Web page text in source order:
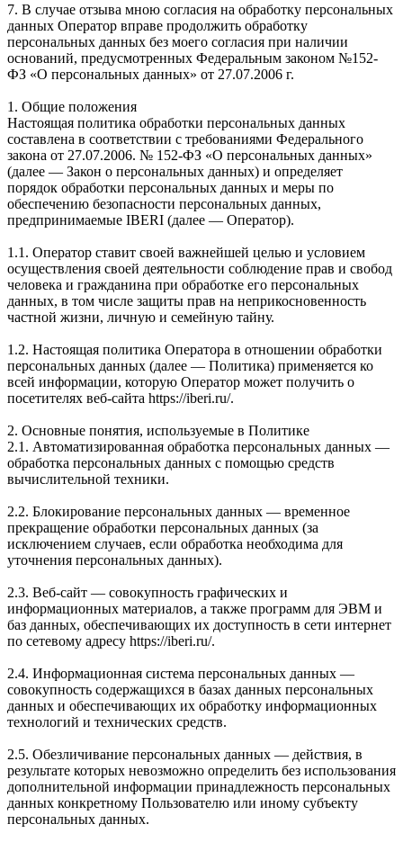
7. В случае отзыва мною согласия на обработку персональных
данных Оператор вправе продолжить обработку
персональных данных без моего согласия при наличии
оснований, предусмотренных Федеральным законом №152-
ФЗ «О персональных данных» от 27.07.2006 г.
1. Общие положения
Настоящая политика обработки персональных данных
составлена в соответствии с требованиями Федерального
закона от 27.07.2006. № 152-ФЗ «О персональных данных»
(далее — Закон о персональных данных) и определяет
порядок обработки персональных данных и меры по
обеспечению безопасности персональных данных,
предпринимаемые IBERI (далее — Оператор).
1.1. Оператор ставит своей важнейшей целью и условием
осуществления своей деятельности соблюдение прав и свобод
человека и гражданина при обработке его персональных
данных, в том числе защиты прав на неприкосновенность
частной жизни, личную и семейную тайну.
1.2. Настоящая политика Оператора в отношении обработки
персональных данных (далее — Политика) применяется ко
всей информации, которую Оператор может получить о
посетителях веб-сайта https://iberi.ru/.
2. Основные понятия, используемые в Политике
2.1. Автоматизированная обработка персональных данных —
обработка персональных данных с помощью средств
вычислительной техники.
2.2. Блокирование персональных данных — временное
прекращение обработки персональных данных (за
исключением случаев, если обработка необходима для
уточнения персональных данных).
2.3. Веб-сайт — совокупность графических и
информационных материалов, а также программ для ЭВМ и
баз данных, обеспечивающих их доступность в сети интернет
по сетевому адресу https://iberi.ru/.
2.4. Информационная система персональных данных —
совокупность содержащихся в базах данных персональных
данных и обеспечивающих их обработку информационных
технологий и технических средств.
2.5. Обезличивание персональных данных — действия, в
результате которых невозможно определить без использования
дополнительной информации принадлежность персональных
данных конкретному Пользователю или иному субъекту
персональных данных.